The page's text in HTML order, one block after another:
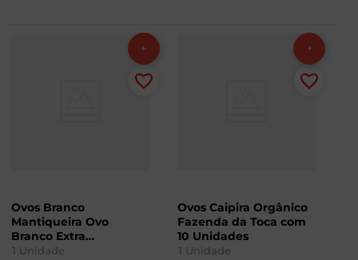
Ovos Branco
Mantiqueira Ovo
Branco Extra
Mantiqueira com 20
1 Unidade
Ovos Caipira Orgânico
Fazenda da Toca com
10 Unidades
1 Unidade